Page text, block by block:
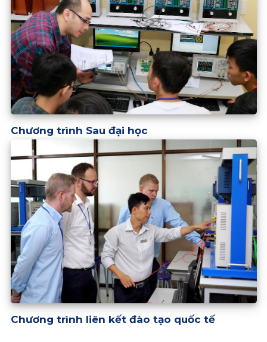
Chương trình Sau đại học
Chương trình liên kết đào tạo quốc tế